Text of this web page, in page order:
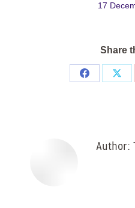
17
Share
Share
Author: